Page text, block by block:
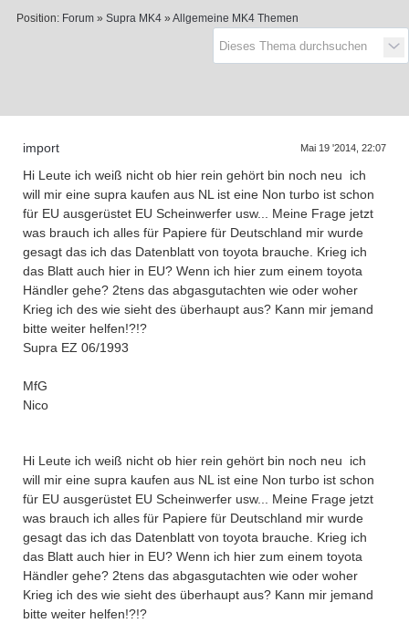
D
a
s
T
r
e
f
f
e
n
d
e
r
G
e
n
e
r
a
t
i
o
n
e
n
Position: Forum » Supra MK4 » Allgemeine MK4 Themen
import Mai 19 '2014, 22:07
Hi Leute ich weiß nicht ob hier rein gehört bin noch neu
ich
will mir eine supra kaufen aus NL ist eine Non turbo ist schon
für EU ausgerüstet EU Scheinwerfer usw... Meine Frage jetzt
was brauch ich alles für Papiere für Deutschland mir wurde
gesagt das ich das Datenblatt von toyota brauche. Krieg ich
das Blatt auch hier in EU? Wenn ich hier zum einem toyota
Händler gehe? 2tens das abgasgutachten wie oder woher
Krieg ich des wie sieht des überhaupt aus? Kann mir jemand
bitte weiter helfen!?!?
Supra EZ 06/1993
MfG
Nico
Hi Leute ich weiß nicht ob hier rein gehört bin noch neu
ich
will mir eine supra kaufen aus NL ist eine Non turbo ist schon
für EU ausgerüstet EU Scheinwerfer usw... Meine Frage jetzt
was brauch ich alles für Papiere für Deutschland mir wurde
gesagt das ich das Datenblatt von toyota brauche. Krieg ich
das Blatt auch hier in EU? Wenn ich hier zum einem toyota
Händler gehe? 2tens das abgasgutachten wie oder woher
Krieg ich des wie sieht des überhaupt aus? Kann mir jemand
bitte weiter helfen!?!?